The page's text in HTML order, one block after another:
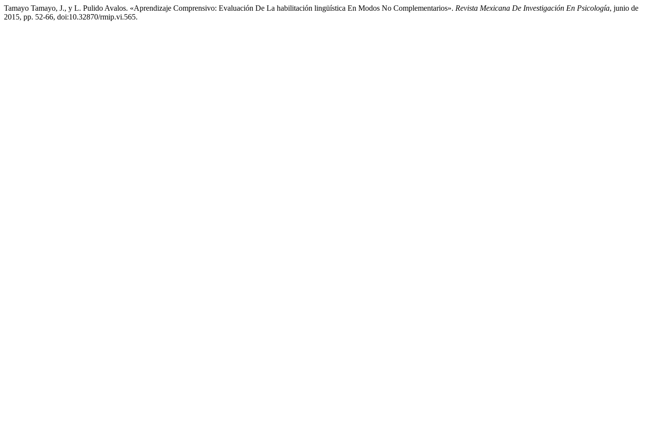
Tamayo Tamayo, J., y L. Pulido Avalos. «Aprendizaje Comprensivo: Evaluación De La habilitación lingüística En Modos No Complementarios». Revista Mexicana De Investigación En Psicología, junio de
2015, pp. 52-66, doi:10.32870/rmip.vi.565.